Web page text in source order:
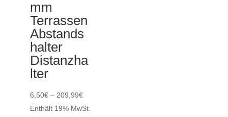
mm
Terrassen
Abstands
halter
Distanzha
lter
6,50€ – 209,99€Preisspanne:
6,50€
Enthält 19% MwSt.